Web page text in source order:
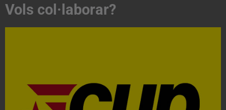
Vols col·laborar?
Contacta'ns i treballa per fer realitat el projecte de
l'esquerra independentista i anticapitalista